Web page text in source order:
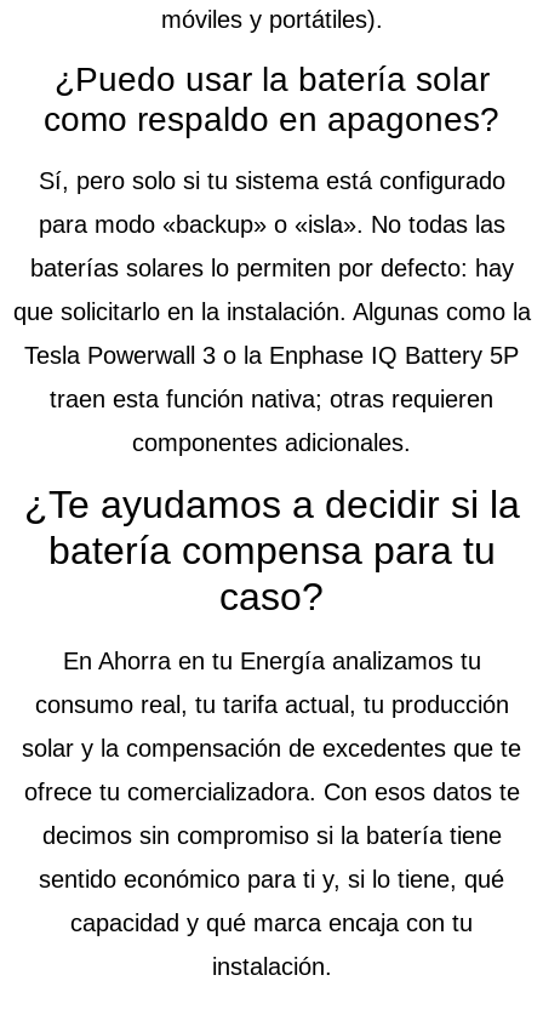
móviles y portátiles).
¿Puedo usar la batería solar
como respaldo en apagones?
Sí, pero solo si tu sistema está configurado
para modo «backup» o «isla». No todas las
baterías solares lo permiten por defecto: hay
que solicitarlo en la instalación. Algunas como la
Tesla Powerwall 3 o la Enphase IQ Battery 5P
traen esta función nativa; otras requieren
componentes adicionales.
¿Te ayudamos a decidir si la
batería compensa para tu
caso?
En Ahorra en tu Energía analizamos tu
consumo real, tu tarifa actual, tu producción
solar y la compensación de excedentes que te
ofrece tu comercializadora. Con esos datos te
decimos sin compromiso si la batería tiene
sentido económico para ti y, si lo tiene, qué
capacidad y qué marca encaja con tu
instalación.